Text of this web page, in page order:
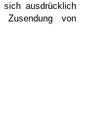
sich ausdrücklich
von